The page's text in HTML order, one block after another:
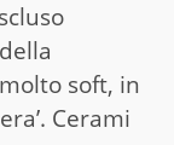
soft, in
Cerami